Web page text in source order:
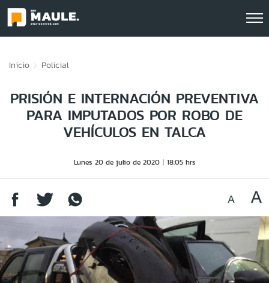
Inicio Policial
PRISIÓN E INTERNACIÓN PREVENTIVA
PARA IMPUTADOS POR ROBO DE
VEHÍCULOS EN TALCA
Lunes 20 de julio de 2020 18:05 hrs